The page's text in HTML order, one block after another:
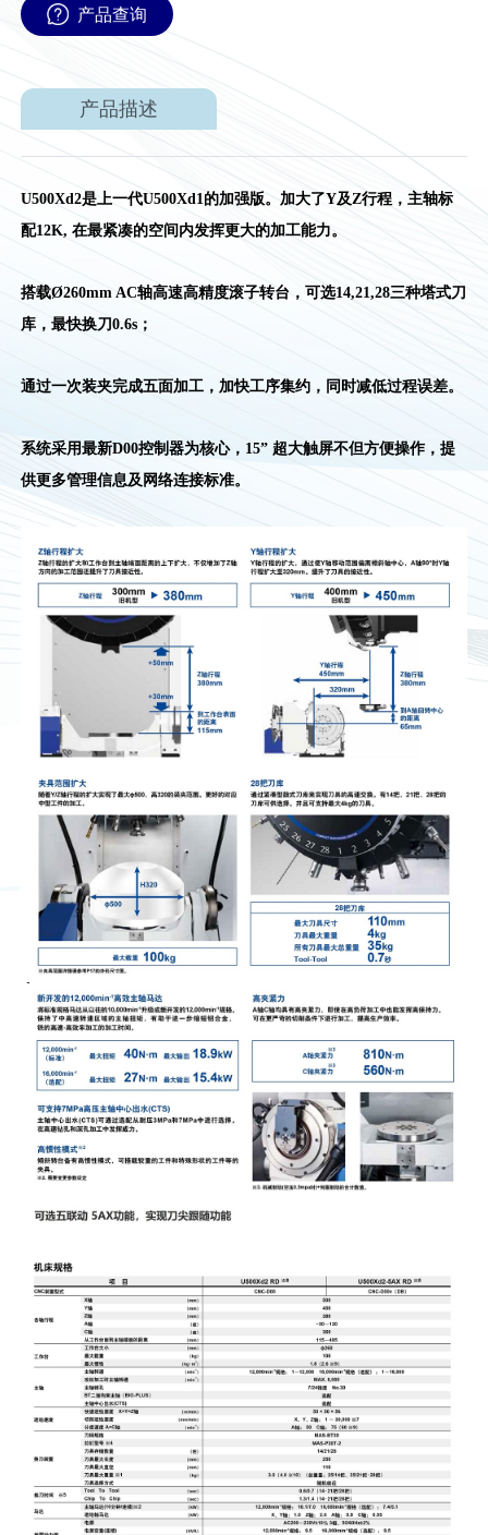
产品查询
产品描述
U500Xd2是上一代U500Xd1的加强版。加大了Y及Z行程，主轴标
配12K, 在最紧凑的空间内发挥更大的加工能力。
搭载Ø260mm AC轴高速高精度滚子转台，可选14,21,28三种塔式刀
库，最快换刀0.6s；
通过一次装夹完成五面加工，加快工序集约，同时减低过程误差。
系统采用最新D00控制器为核心，15” 超大触屏不但方便操作，提
供更多管理信息及网络连接标准。